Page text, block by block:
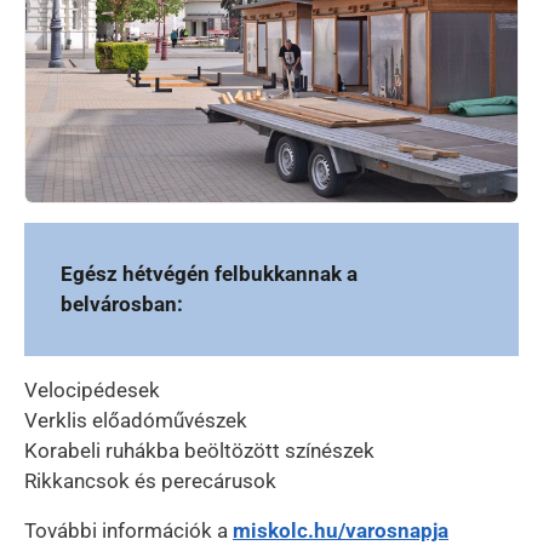
Egész hétvégén felbukkannak a
belvárosban:
Velocipédesek
Verklis előadóművészek
Korabeli ruhákba beöltözött színészek
Rikkancsok és perecárusok
További információk a miskolc.hu/varosnapja